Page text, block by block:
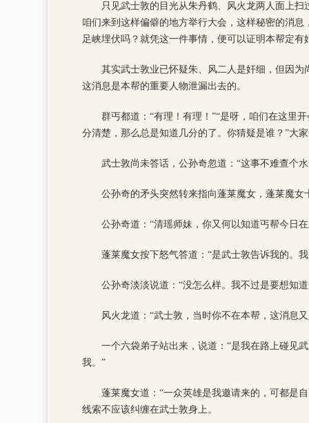
只见武士敦的目光从朱丹鹤、风火龙两人面上
咱们来到这样偏僻的地方举行大会，这样秘密的消
足峡埋伏吗？就凭这一件事情，便可以证明本帮定有
其实武士敦业已怀疑朱、风二人是奸细，但因
这消息是本帮的重要人物泄漏出去的。
群丐都道：“有理！有理！”“是呀，咱们在这里
分清楚，那么总是知道几分的了。你猜疑是谁？”大
武士敦尚未答话，公孙奇忽道：“这事不难查个
公孙奇的矛头突然转来指向蓬莱魔女，蓬莱魔
公孙奇道：“清瑶师妹，你又何以知道丐帮今日
蓬莱魔女按下怒气答道：“是武士敦告诉我的。
公孙奇淡淡说道：“没怎么样。我不过是要想知
风火龙道：“武士敦，当时你不在本帮，这消息
一个六袋弟子站出来，说道：“是我在路上碰见
我。”
蓬莱魔女道：“一众英雄是我邀请来的，可都是
线索不应该纠缠在武士敦身上。